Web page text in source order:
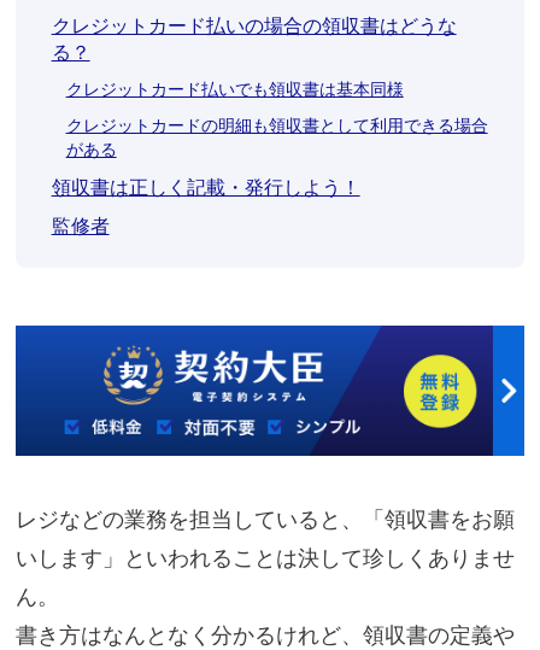
クレジットカード払いの場合の領収書はどうな
る？
クレジットカード払いでも領収書は基本同様
クレジットカードの明細も領収書として利用できる場合
がある
領収書は正しく記載・発行しよう！
監修者
レジなどの業務を担当していると、「領収書をお願
いします」といわれることは決して珍しくありませ
ん。
書き方はなんとなく分かるけれど、領収書の定義や